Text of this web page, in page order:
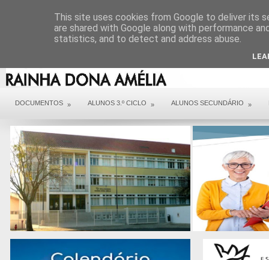
DOCUMENTOS » ALUNOS 3.º CICLO » ALUNOS SECUNDÁRIO »
This site uses cookies from Google to deliver its
are shared with Google along with performance
statistics, and to detect and address abuse.